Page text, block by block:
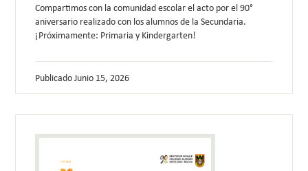
Compartimos con la comunidad escolar el acto por el 90°
aniversario realizado con los alumnos de la Secundaria.
¡Próximamente: Primaria y Kindergarten!
Publicado Junio 15, 2026